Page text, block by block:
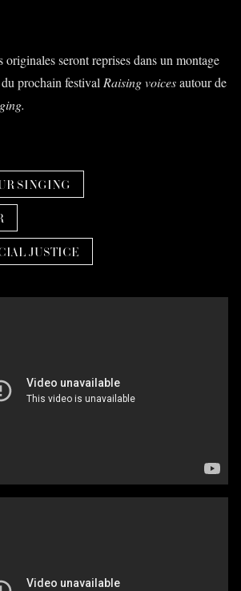
seront reprises dans un montage
prochain festivalRaising voicesautour de
SINGING
JUSTICE